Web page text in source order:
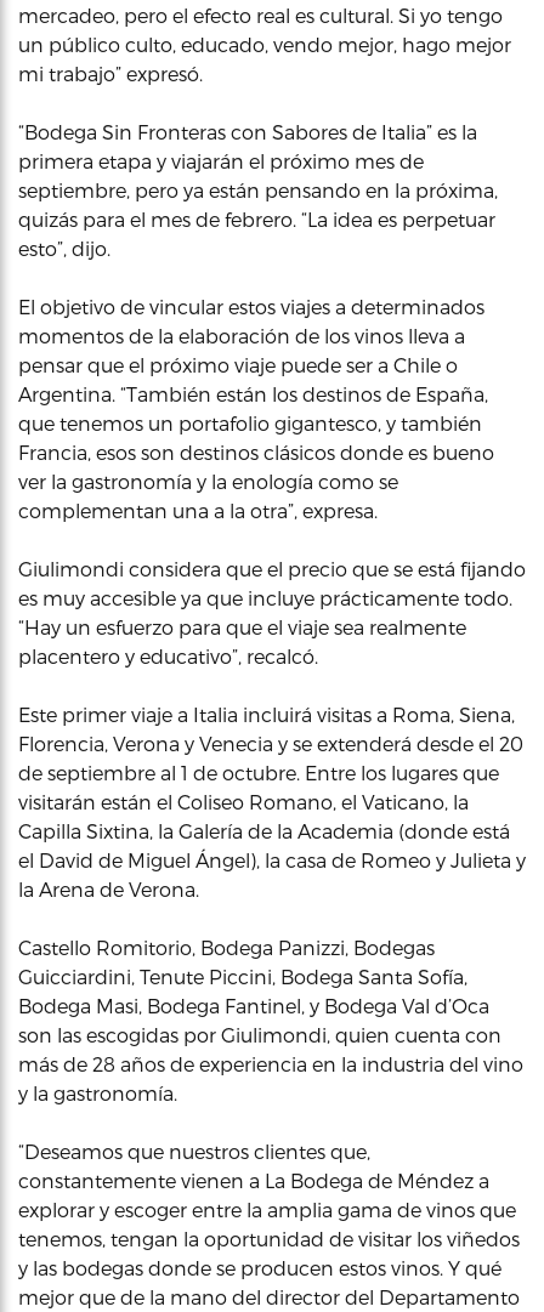
mercadeo, pero el efecto real es cultural. Si yo tengo
un público culto, educado, vendo mejor, hago mejor
mi trabajo” expresó.
“Bodega Sin Fronteras con Sabores de Italia” es la
primera etapa y viajarán el próximo mes de
septiembre, pero ya están pensando en la próxima,
quizás para el mes de febrero. “La idea es perpetuar
esto”, dijo.
El objetivo de vincular estos viajes a determinados
momentos de la elaboración de los vinos lleva a
pensar que el próximo viaje puede ser a Chile o
Argentina. “También están los destinos de España,
que tenemos un portafolio gigantesco, y también
Francia, esos son destinos clásicos donde es bueno
ver la gastronomía y la enología como se
complementan una a la otra”, expresa.
Giulimondi considera que el precio que se está fijando
es muy accesible ya que incluye prácticamente todo.
“Hay un esfuerzo para que el viaje sea realmente
placentero y educativo”, recalcó.
Este primer viaje a Italia incluirá visitas a Roma, Siena,
Florencia, Verona y Venecia y se extenderá desde el 20
de septiembre al 1 de octubre. Entre los lugares que
visitarán están el Coliseo Romano, el Vaticano, la
Capilla Sixtina, la Galería de la Academia (donde está
el David de Miguel Ángel), la casa de Romeo y Julieta y
la Arena de Verona.
Castello Romitorio, Bodega Panizzi, Bodegas
Guicciardini, Tenute Piccini, Bodega Santa Sofía,
Bodega Masi, Bodega Fantinel, y Bodega Val d’Oca
son las escogidas por Giulimondi, quien cuenta con
más de 28 años de experiencia en la industria del vino
y la gastronomía.
“Deseamos que nuestros clientes que,
constantemente vienen a La Bodega de Méndez a
explorar y escoger entre la amplia gama de vinos que
tenemos, tengan la oportunidad de visitar los viñedos
y las bodegas donde se producen estos vinos. Y qué
mejor que de la mano del director del Departamento